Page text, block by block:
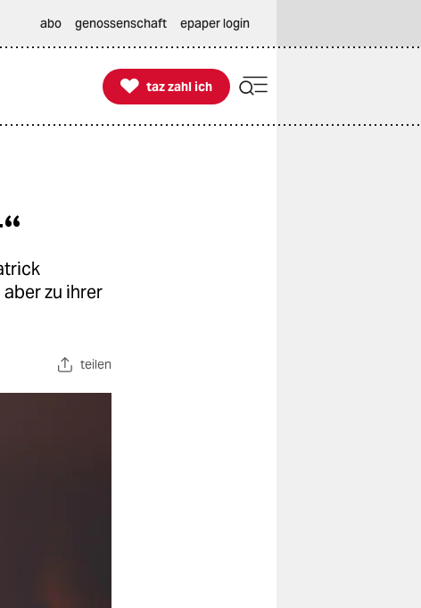
abo genossenschaft epaper login

taz zahl ich
taz zahl ich
zu ihrer
teilen